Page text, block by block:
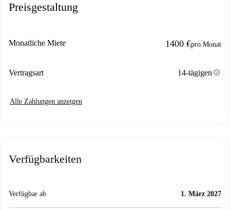
Preisgestaltung
Monatliche Miete 1400 €pro Monat
Vertragsart 14-tägigeninfo
Alle Zahlungen anzeigen
Verfügbarkeiten
Verfügbar ab 1. März 2027